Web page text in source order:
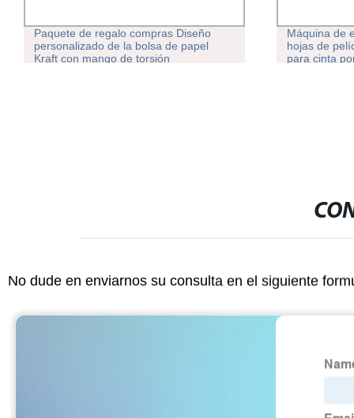
Paquete de regalo compras Diseño
personalizado de la bolsa de papel
Kraft con mango de torsión
Máquina de
hojas de
para cinta
No dude en enviarnos su consulta en el siguiente